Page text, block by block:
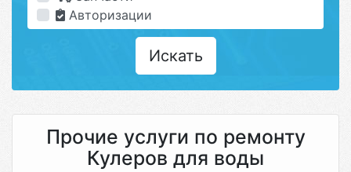
Авторизации
Искать
Прочие услуги по ремонту
Кулеров для воды